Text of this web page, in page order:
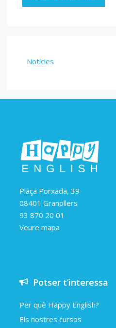
Notícies
Plaça Porxada, 39
08401 Granollers
93 870 20 01
Veure mapa
Potser t’interessa
Per què Happy English?
Els nostres cursos